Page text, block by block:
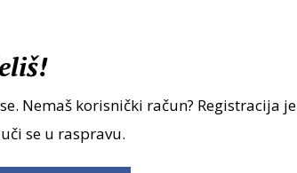
Nemaš korisnički račun? Registracija je
se u raspravu.